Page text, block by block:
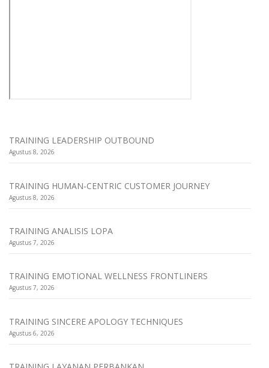
TRAINING LEADERSHIP OUTBOUND
Agustus 8, 2026
TRAINING HUMAN-CENTRIC CUSTOMER JOURNEY
Agustus 8, 2026
TRAINING ANALISIS LOPA
Agustus 7, 2026
TRAINING EMOTIONAL WELLNESS FRONTLINERS
Agustus 7, 2026
TRAINING SINCERE APOLOGY TECHNIQUES
Agustus 6, 2026